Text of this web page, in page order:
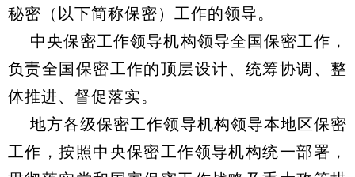
秘密（以下简称保密）工作的领导。
中央保密工作领导机构领导全国保密工作，
负责全国保密工作的顶层设计、统筹协调、整
体推进、督促落实。
地方各级保密工作领导机构领导本地区保密
工作，按照中央保密工作领导机构统一部署，